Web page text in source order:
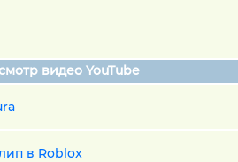
видео YouTube
в Roblox